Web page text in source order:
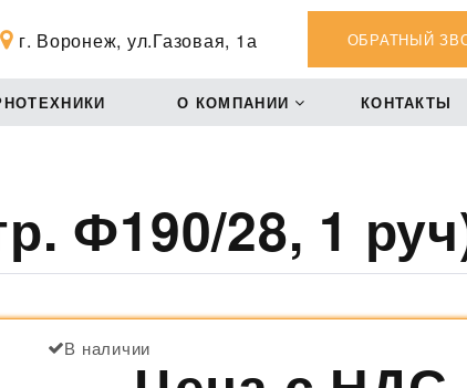
г. Воронеж, ул.Газовая, 1а ОБРАТНЫЙ
О КОМПАНИИ КОНТАКТЫ
Ф190/28, 1
В наличии